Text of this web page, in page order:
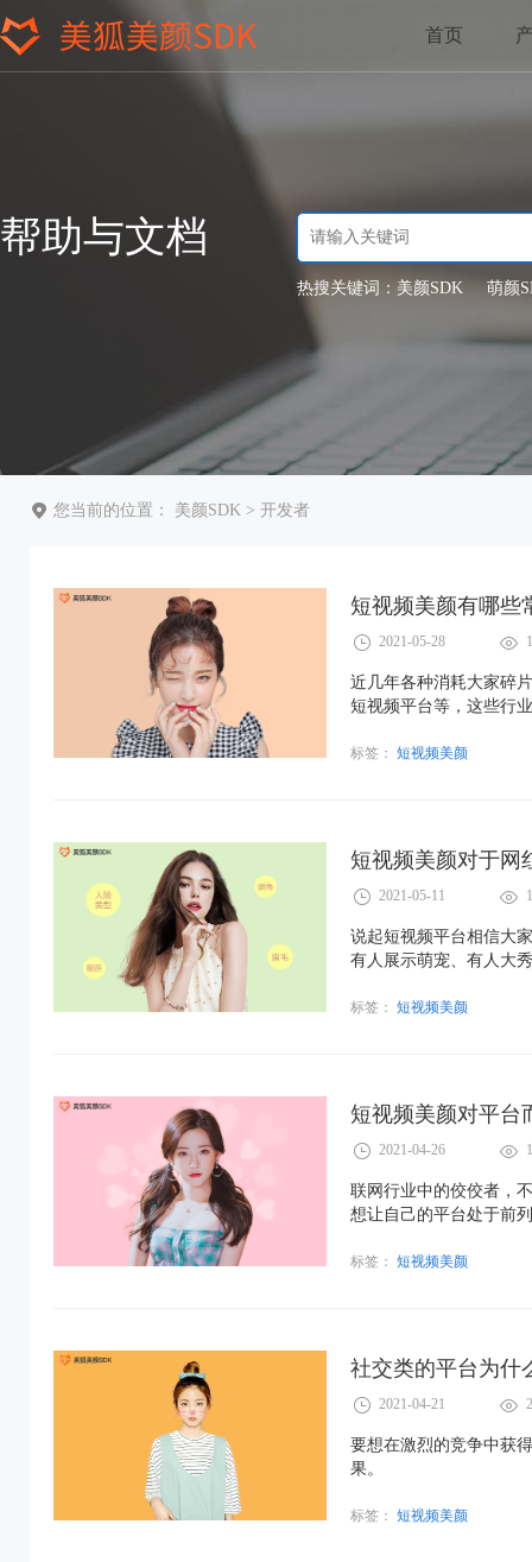
首页
帮助与文档
热搜关键词： 美颜SDK 萌颜
您当前的位置： 美颜SDK > 开发者
短视频美颜有哪些
2021-05-28
近几年各种消耗大家碎
短视频平台等，这些行
标签： 短视频美颜
短视频美颜对于网
2021-05-11
说起短视频平台相信大
有人展示萌宠、有人大
标签： 短视频美颜
短视频美颜对平台
2021-04-26
联网行业中的佼佼者，
想让自己的平台处于前
标签： 短视频美颜
社交类的平台为什
2021-04-21
要想在激烈的竞争中获
果。
标签： 短视频美颜